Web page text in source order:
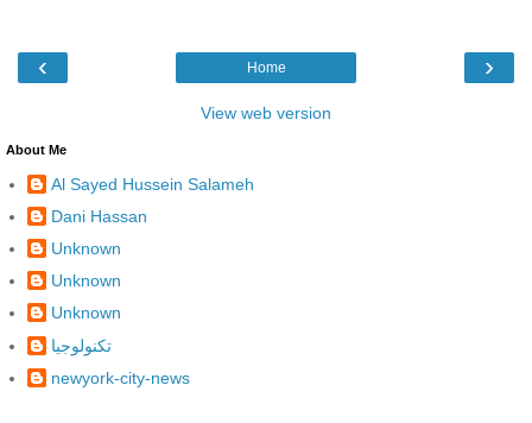
‹ ›
Home
View web version
About Me
Al Sayed Hussein Salameh
Dani Hassan
Unknown
Unknown
Unknown
تكنولوجيا
newyork-city-news